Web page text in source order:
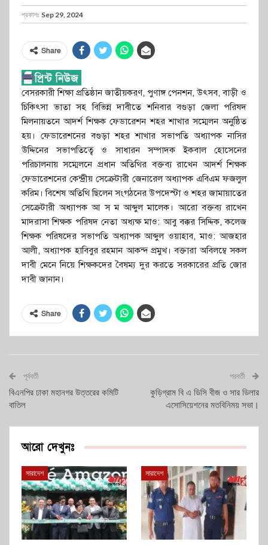
প্রকাশঃ Sep 29, 2024
Share
বেসরকারী শিক্ষা প্রতিষ্ঠান জাতীয়করণ, পুণাঙ্গ পেনশন, উৎসব, বাড়ী ও
চিকিৎসা ভাতা সহ বিভিন্ন দাবীতে শনিবার বগুড়া জেলা পরিষদ
মিলনায়তনে আদর্শ শিক্ষক ফেডারেশন শহর শাখার সম্মেলন অনুষ্ঠিত
হয়। ফেডারেশনের বগুড়া শহর শাখার সভাপতি অধ্যাপক নাসির
উদ্দিনের সভাপতিত্বে ও সাধারন সম্পাদক ইকবাল হোসেনের
পরিচালনায় সম্মেলনে প্রধান অতিথির বক্তব্য রাখেন আদর্শ শিক্ষক
ফেডারেশনের কেন্দ্রীয় সেক্রেটারী জেনারেল অধ্যাপক এবিএম ফজলুল
করিম। বিশেষ অতিথি ছিলেন সংগঠনের উপদেস্টা ও শহর জামায়াতের
সেক্রেটারী অধ্যাপক আ স ম আব্দুল মালেক। আরো বক্তব্য রাখেন
মাদরাসা শিক্ষক পরিষদ নেতা অধ্যক্ষ মাও: আবু বক্কর সিদ্দিক, কলেজ
শিক্ষক পরিষদের সভাপতি অধ্যাপক আব্দুল ওয়াহাব, মাও: আজহার
আলী, অধ্যাপক হাবিবুর রহমান আকন্দ প্রমুখ। বক্তারা অবিলম্বে সকল
দাবী মেনে নিয়ে শিক্ষকদের বৈষম্য দুর করতে সরকারের প্রতি জোর
দাবী জানান।
Share
পূর্ববর্তী
বিএনপির ঢাকা মহানগর উত্তরের কমিটি
বাতিল
পরবর্তী
কুড়িগ্রাম বি এ ডিসি বীজ ও সার ডিলার
এসোসিয়েশনের মতবিনিময় সভা।
আরো দেখুনঃ
সারাদেশ সারাদেশ